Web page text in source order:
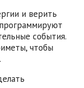
и верить
события.
чтобы